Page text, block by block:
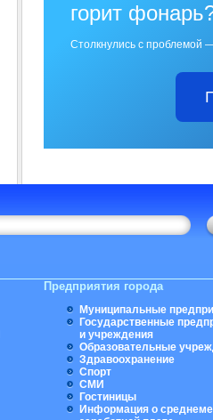
горит
Столкнулись с проблемой
Предприятия города
Муниципальные
Государственные
и учреждения
Образовательные
Здравоохранение
Спорт
СМИ
Гостиницы
Информация о